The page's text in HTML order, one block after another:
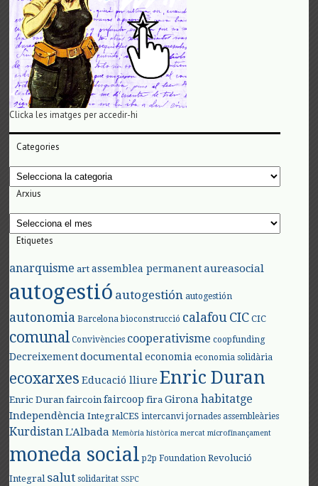
Clicka les imatges per accedir-hi
Categories
Categories
Arxius
Arxius
Etiquetes
anarquisme art assemblea permanent aureasocial
autogestió autogestión autogestión
autonomia Barcelona bioconstrucció calafouCIC CIC
comunal Convivències cooperativisme coopfunding
Decreixement documental economia economia solidària
ecoxarxes Educació lliure Enric Duran
Enric Duran faircoin faircoop fira Girona habitatge
Independència IntegralCES intercanvi jornades assembleàries
KurdistanL'Albada Memòria històrica mercat microfinançament
moneda social p2p Foundation Revolució
Integral salut solidaritat SSPC